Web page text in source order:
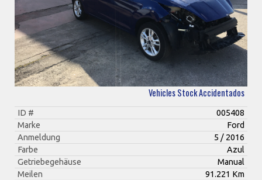
Vehicles Stock Accidentados
ID #
005408
Marke
Ford
Anmeldung
5 / 2016
Farbe
Azul
Getriebegehäuse
Manual
Meilen
91.221 Km